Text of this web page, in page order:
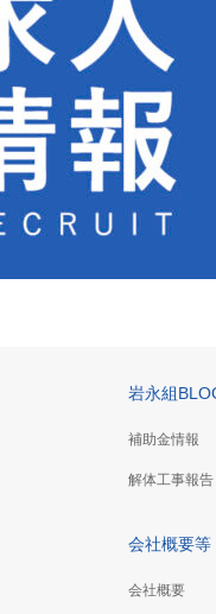
岩永組
補助金情報
解体工事報告
会社概要等
会社概要